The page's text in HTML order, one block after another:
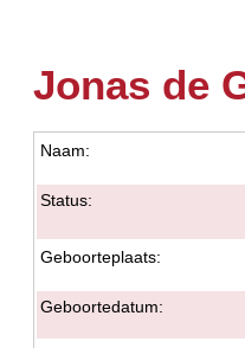
Jonas de
Naam:
Status:
Geboorteplaats:
Geboortedatum: